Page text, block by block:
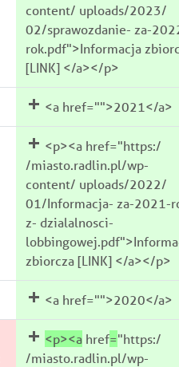
content/ uploads/2023/
02/sprawozdanie- za-
rok.pdf">Informacja
[LINK] </a></p>
<a href="">2021</a>
<p><a href="https:/
/miasto.radlin.pl/wp-
content/ uploads/2022/
01/Informacja- za-2021-
z- dzialalnosci-
zbiorcza [LINK] </a></p>
<a href="">2020</a>
<p><a href="https:/
/miasto.radlin.pl/wp-